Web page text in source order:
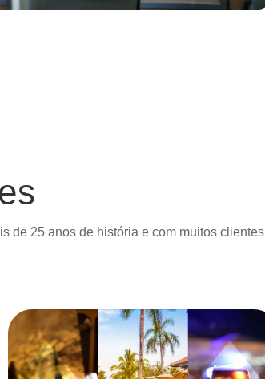
de 25 anos de história e com muitos clientes